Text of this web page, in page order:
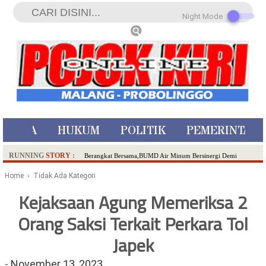
HUKUM POLITIK
RUNNING STORY : Berangkat Bersama,BUMD Air Minum Bersinergi Demi
Ditangkap di Kediri,Satu Buron
SDN Sumberejo 02 Kota Batu Kembangkan Program Inovasi
Literasi Melalui LASKAR JODA, Usung Filosofi Gelar Sehelai
Ambulance Dari Berbagai Daerah Padati Kota Wisata Batu
Home › Tidak Ada Kategori
Kejaksaan Agung Memeriksa 2
Orang Saksi Terkait Perkara Tol
Japek
Night Mode